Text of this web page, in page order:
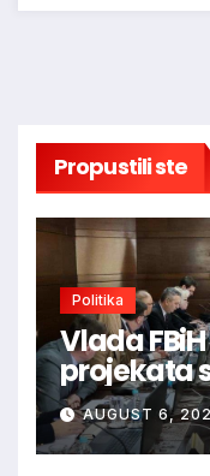
Propustili ste
Politika
Vlada
projekata
AUGUST 6,